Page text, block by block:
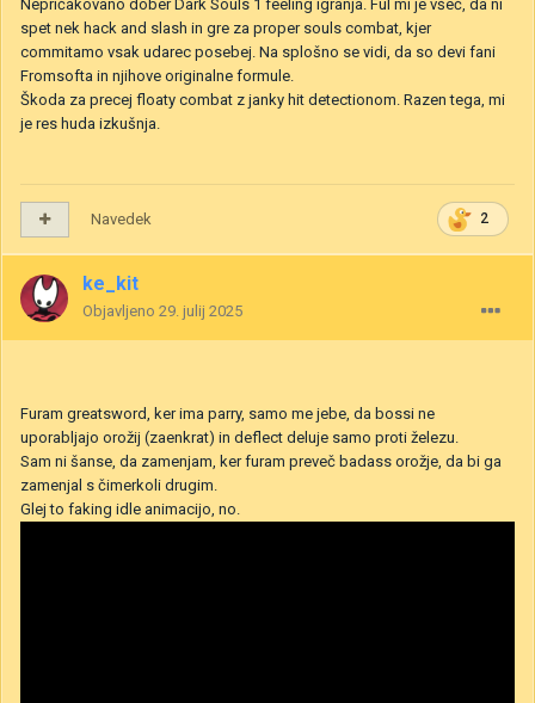
Nepričakovano dober Dark Souls 1 feeling igranja. Ful mi je všeč, da ni
spet nek hack and slash in gre za proper souls combat, kjer
commitamo vsak udarec posebej. Na splošno se vidi, da so devi fani
Fromsofta in njihove originalne formule.
Škoda za precej floaty combat z janky hit detectionom. Razen tega, mi
je res huda izkušnja.
2
Navedek
ke_kit
Objavljeno 29. julij 2025
Furam greatsword, ker ima parry, samo me jebe, da bossi ne
uporabljajo orožij (zaenkrat) in deflect deluje samo proti železu.
Sam ni šanse, da zamenjam, ker furam preveč badass orožje, da bi ga
zamenjal s čimerkoli drugim.
Glej to faking idle animacijo, no.